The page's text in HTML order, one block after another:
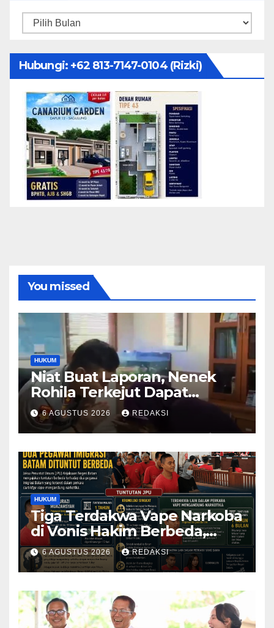
Arsip
Hubungi: ‪+62 813-7147-0104‬ (Rizki)
You missed
HUKUM
Niat Buat Laporan, Nenek
Rohila Terkejut Dapat
Bantuan dari Kabid Propam
Kombes Pol Eddwi
6 AGUSTUS 2026 REDAKSI
HUKUM
Tiga Terdakwa Vape Narkoba
di Vonis Hakim Berbeda,
Oknum Pegawai Imigrasi
Batam Paling Ringan
6 AGUSTUS 2026 REDAKSI